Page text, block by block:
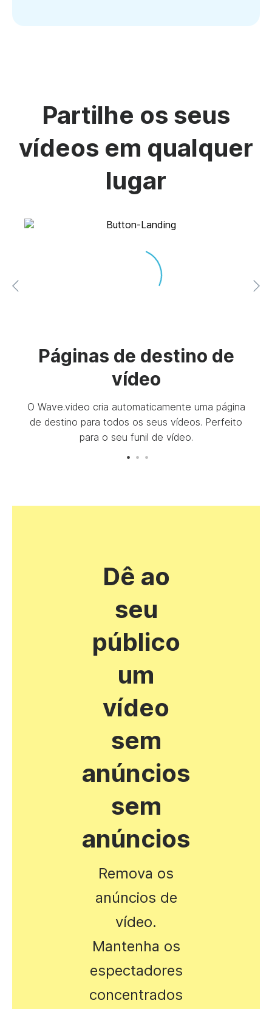
Partilhe os seus
vídeos em qualquer
lugar
Páginas de destino de
vídeo
O Wave.video cria automaticamente uma página
de destino para todos os seus vídeos. Perfeito
para o seu funil de vídeo.
Dê ao
seu
público
um
vídeo
sem
anúncios
sem
anúncios
Remova os
anúncios de
vídeo.
Mantenha os
espectadores
concentrados